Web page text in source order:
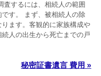
査するには、相続人の範囲
す。 まず、被相続人の除
ます。客観的に家族構成や
人の出生から死亡までの戸
秘密証書遺言 費用 »